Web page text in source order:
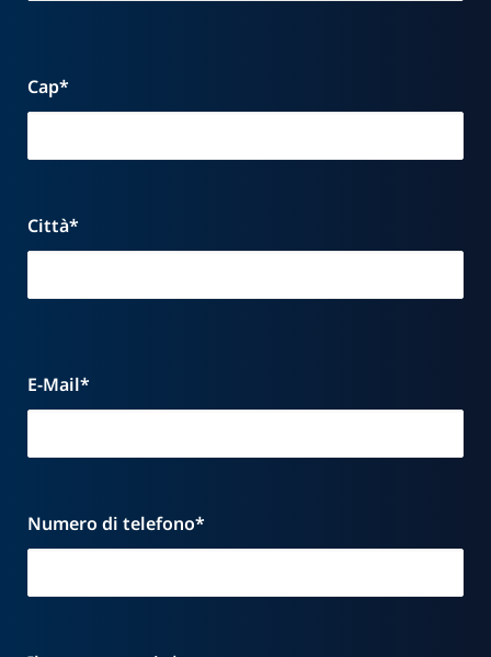
Cap*
Città*
E-Mail*
Numero di telefono*